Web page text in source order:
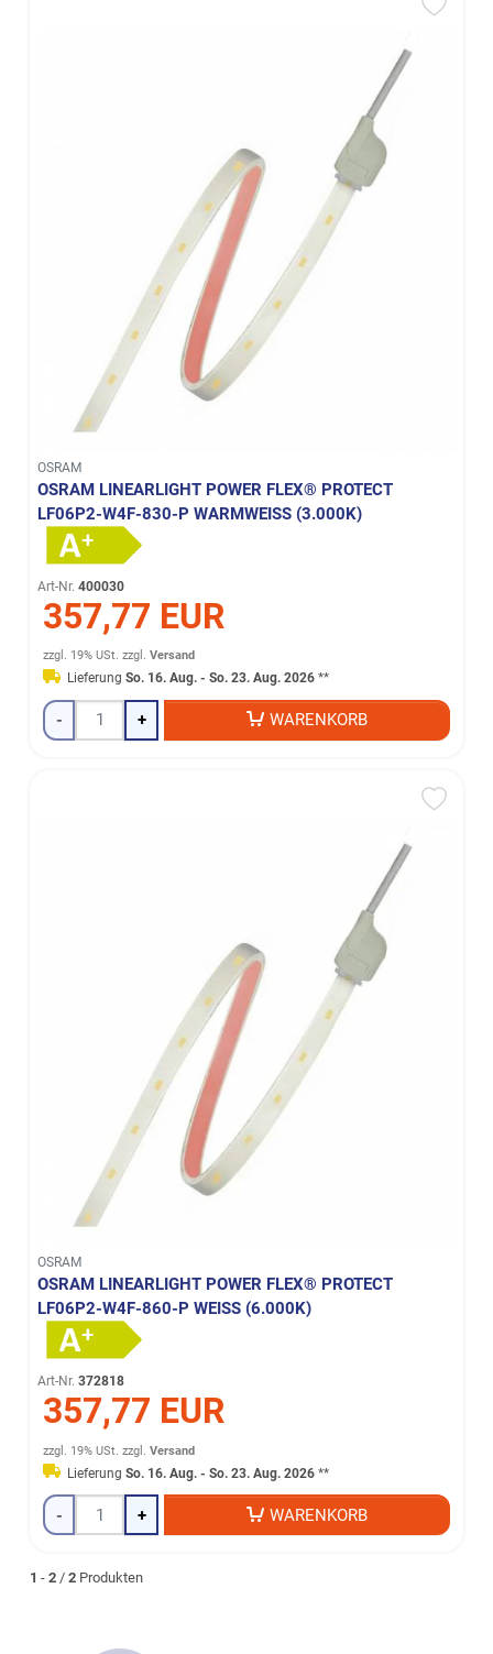
OSRAM
OSRAM LINEARLIGHT POWER FLEX® PROTECT
LF06P2-W4F-830-P WARMWEISS (3.000K)
Art-Nr. 400030
357,77 EUR
zzgl. 19% USt. zzgl.Versand
LieferungSo. 16. Aug. - So. 23. Aug. 2026 **
- + WARENKORB
OSRAM
OSRAM LINEARLIGHT POWER FLEX® PROTECT
LF06P2-W4F-860-P WEISS (6.000K)
Art-Nr. 372818
357,77 EUR
zzgl. 19% USt. zzgl.Versand
LieferungSo. 16. Aug. - So. 23. Aug. 2026 **
- + WARENKORB
1 - 2/ 2Produkten